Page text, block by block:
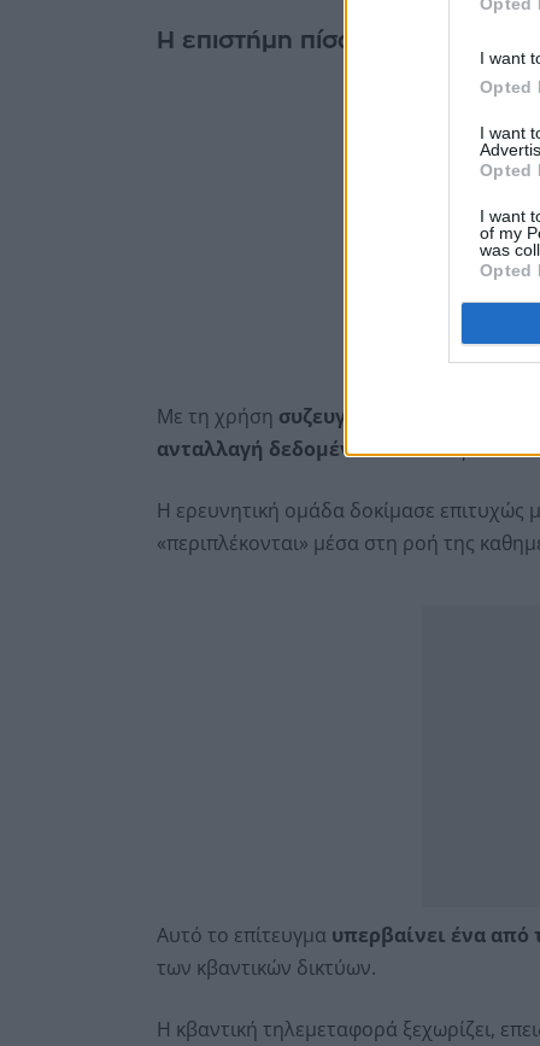
I want
Opted
I want
Opted
I want
of my
was
Opted
Η επιστήμη πίσω από την
Με τη χρήση συζευγμένων φωτονίων
ανταλλαγή δεδομένωνκαι ανοίγει τον
Η ερευνητική ομάδα δοκίμασε επιτυχώς
«περιπλέκονται» μέσα στη ροή της
Αυτό το επίτευγμα υπερβαίνει ένα από
των κβαντικών δικτύων.
Η κβαντική τηλεμεταφορά ξεχωρίζει,